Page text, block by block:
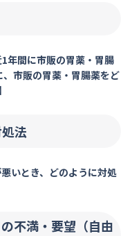
年間に市販の胃薬・胃腸
市販の胃薬・胃腸薬をど
法
いとき、どのように対処
不満・要望（自由